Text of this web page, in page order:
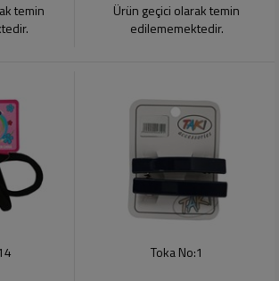
temin
Ürün geçici olarak temin
edilememektedir.
Toka No:1